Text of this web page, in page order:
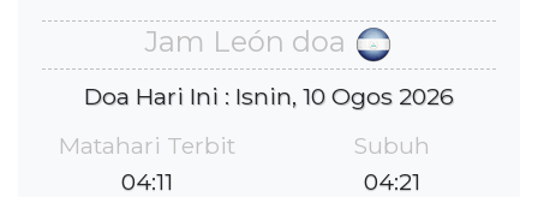
Jam León doa
Doa Hari Ini : Isnin, 10 Ogos 2026
Matahari Terbit
04:11
Subuh
04:21